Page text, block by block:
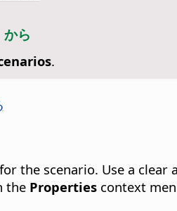
から
.
the scenario. Use a
the Properties context